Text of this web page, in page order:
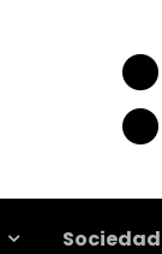
Sociedad